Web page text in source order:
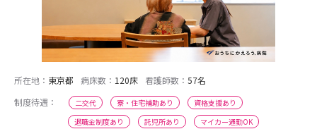
所在地： 東京都 病床数： 120床 看護師数： 57名
制度待遇：
二交代 寮・住宅補助あり
資格支援あり
退職金制度あり
託児所あり マイカー通勤OK